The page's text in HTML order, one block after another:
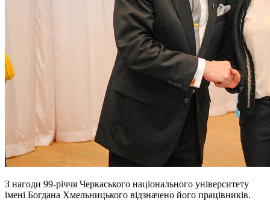
З нагоди 99-річчя Черкаського національного університету
імені Богдана Хмельницького відзначено його працівників.